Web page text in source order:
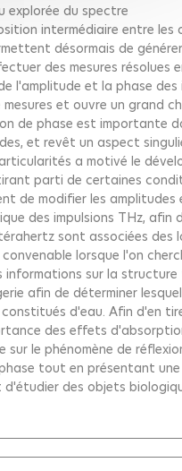
explorée du spectre
intermédiaire entre les
désormais de
des mesures résolues
l'amplitude et la phase des
et ouvre un grand
de phase est importante
et revêt un aspect
a motivé le
parti de certaines
de modifier les amplitudes
des impulsions THz, afin
sont associées des
lorsque l'on
sur la structure
afin de déterminer
d'eau. Afin d'en
des effets
le phénomène de
tout en présentant une
des objets